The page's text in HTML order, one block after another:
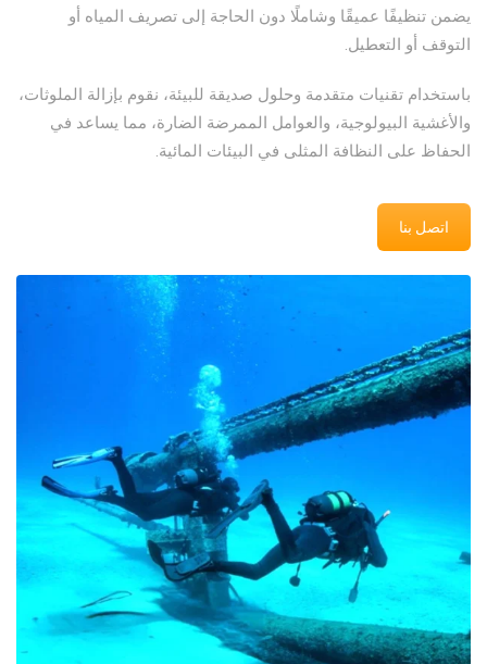
يضمن تنظيفًا عميقًا وشاملًا دون الحاجة إلى تصريف المياه أو
التوقف أو التعطيل.
باستخدام تقنيات متقدمة وحلول صديقة للبيئة، نقوم بإزالة الملوثات،
والأغشية البيولوجية، والعوامل الممرضة الضارة، مما يساعد في
الحفاظ على النظافة المثلى في البيئات المائية.
اتصل بنا